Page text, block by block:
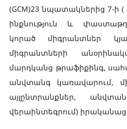
(GCM)23 նպատակներից 7-
ինքնություն և
կորած միգրանտներ
միգրանտների
մարդկանց թրաֆիքինգ,
անվտանգ կառավարում,
այլընտրանքներ,
վերաինտեգրում)